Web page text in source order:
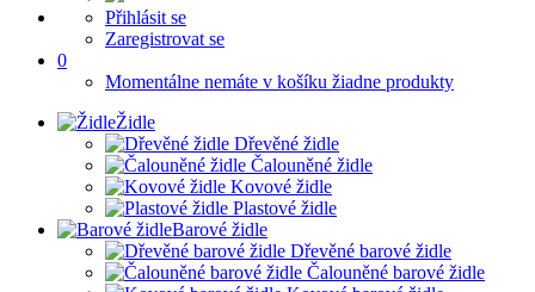
Přihlásit se
Zaregistrovat se
0
Momentálne nemáte v košíku žiadne produkty
Židle
Dřevěné židle
Čalouněné židle
Kovové židle
Plastové židle
Barové židle
Dřevěné barové židle
Čalouněné barové židle